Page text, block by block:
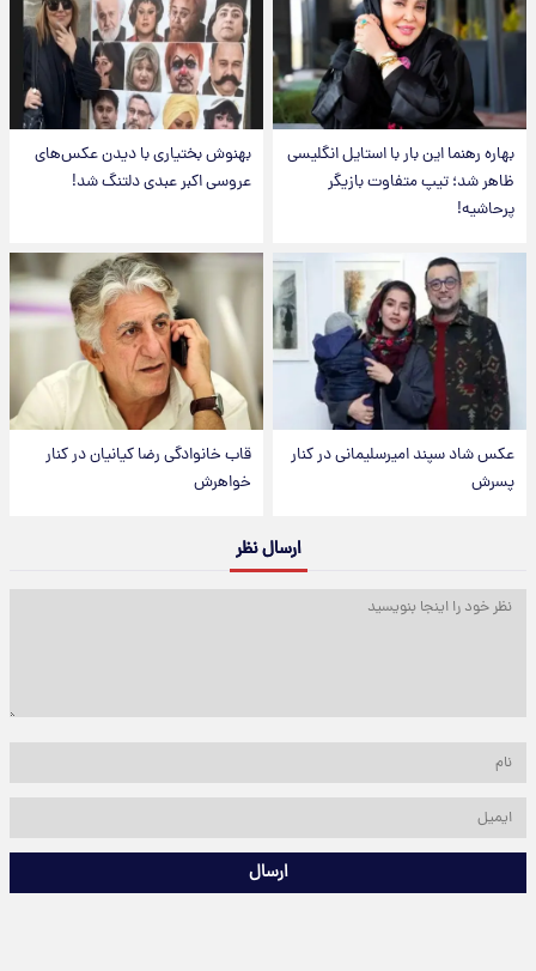
بهاره رهنما این بار با استایل انگلیسی
ظاهر شد؛ تیپ متفاوت بازیگر
پرحاشیه!
بهنوش بختیاری با دیدن عکس‌های
عروسی اکبر عبدی دلتنگ شد!
عکس شاد سپند امیرسلیمانی در کنار
پسرش
قاب خانوادگی رضا کیانیان در کنار
خواهرش
ارسال نظر
ارسال